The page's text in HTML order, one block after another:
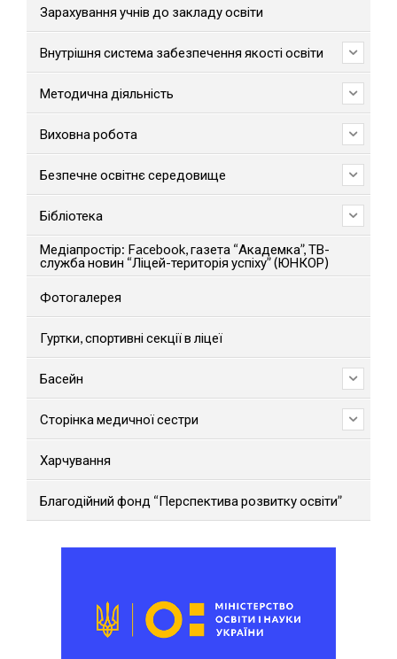
Зарахування учнів до закладу освіти
Внутрішня система забезпечення якості освіти
Методична діяльність
Виховна робота
Безпечне освітнє середовище
Бібліотека
Медіапростір: Facebook, газета “Академка”, ТВ-
служба новин “Ліцей-територія успіху” (ЮНКОР)
Фотогалерея
Гуртки, спортивні секції в ліцеї
Басейн
Сторінка медичної сестри
Харчування
Благодійний фонд “Перспектива розвитку освіти”